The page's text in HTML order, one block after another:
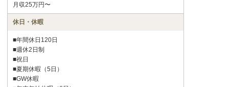
月収25万円〜
休日・休暇
■年間休日120日
■週休2日制
■祝日
■夏期休暇（5日）
■GW休暇